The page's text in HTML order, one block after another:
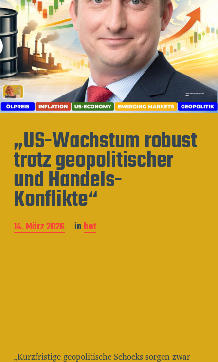
„US-Wachstum robust
trotz geopolitischer
und Handels-
Konflikte“
B
e
14. März 2026 inhot
„Kurzfristige geopolitische Schocks sorgen zwar